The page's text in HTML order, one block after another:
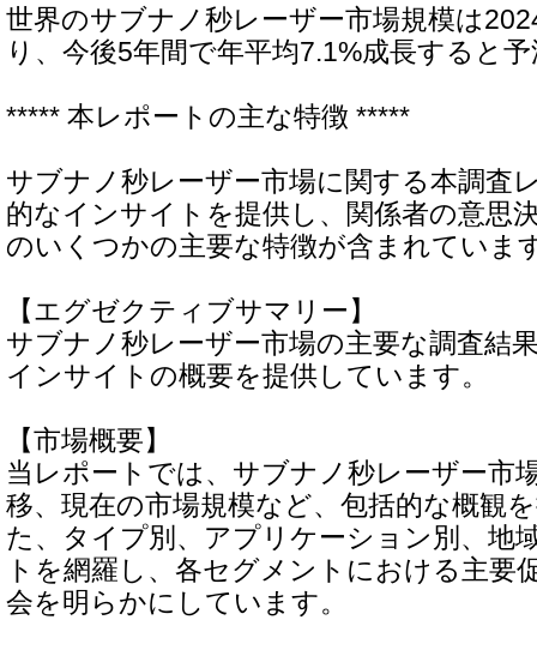
世界のサブナノ秒レーザー市場規模は
り、今後5年間で年平均7.1%成長すると
***** 本レポートの主な特徴 *****
サブナノ秒レーザー市場に関する本調査
的なインサイトを提供し、関係者の意思
のいくつかの主要な特徴が含まれていま
【エグゼクティブサマリー】
サブナノ秒レーザー市場の主要な調査結
インサイトの概要を提供しています。
【市場概要】
当レポートでは、サブナノ秒レーザー市
移、現在の市場規模など、包括的な概観
た、タイプ別、アプリケーション別、地
トを網羅し、各セグメントにおける主要
会を明らかにしています。